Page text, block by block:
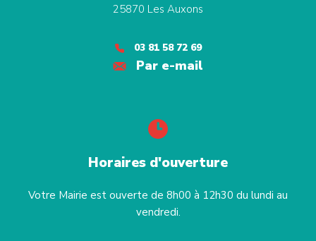
25870 Les Auxons
03 81 58 72 69
Par e-mail
Horaires d'ouverture
Votre Mairie est ouverte de 8h00 à 12h30 du lundi au
vendredi.